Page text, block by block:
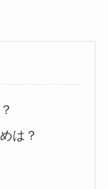
は？